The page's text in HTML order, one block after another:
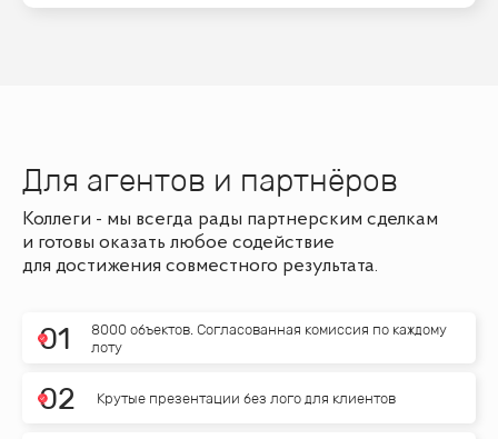
Для агентов и партнёров
Коллеги - мы всегда рады партнерским сделкам
и готовы оказать любое содействие
для достижения совместного результата.
01
8000 объектов. Согласованная комиссия по каждому
лоту
02 Крутые презентации без лого для клиентов